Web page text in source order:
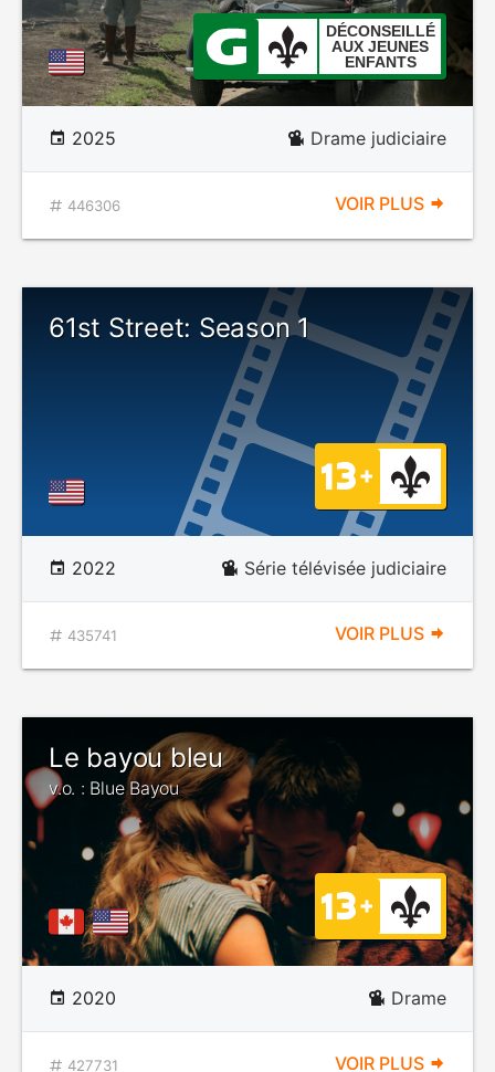
DÉCONSEILLÉ
AUX JEUNES
ENFANTS
2025 Drame judiciaire
446306 VOIR PLUS
61st Street: Season 1
2022 Série télévisée judiciaire
435741 VOIR PLUS
Le bayou bleu
v.o. : Blue Bayou
2020 Drame
427731 VOIR PLUS